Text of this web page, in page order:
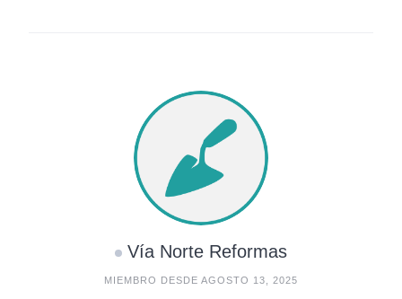
Vía Norte Reformas
MIEMBRO DESDE AGOSTO 13, 2025